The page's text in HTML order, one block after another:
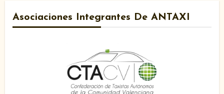
Asociaciones Integrantes De ANTAXI